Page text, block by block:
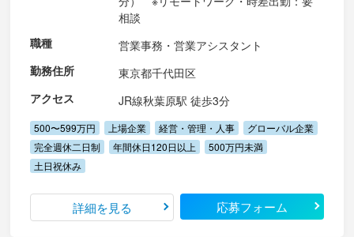
相談
職種
営業事務・営業アシスタント
勤務住所
東京都千代田区
アクセス
JR線秋葉原駅 徒歩3分
500〜599万円 上場企業 経営・管理・人事
グローバル企業
完全週休二日制
年間休日120日以上
500万円未満
土日祝休み
詳細を見る 応募フォーム